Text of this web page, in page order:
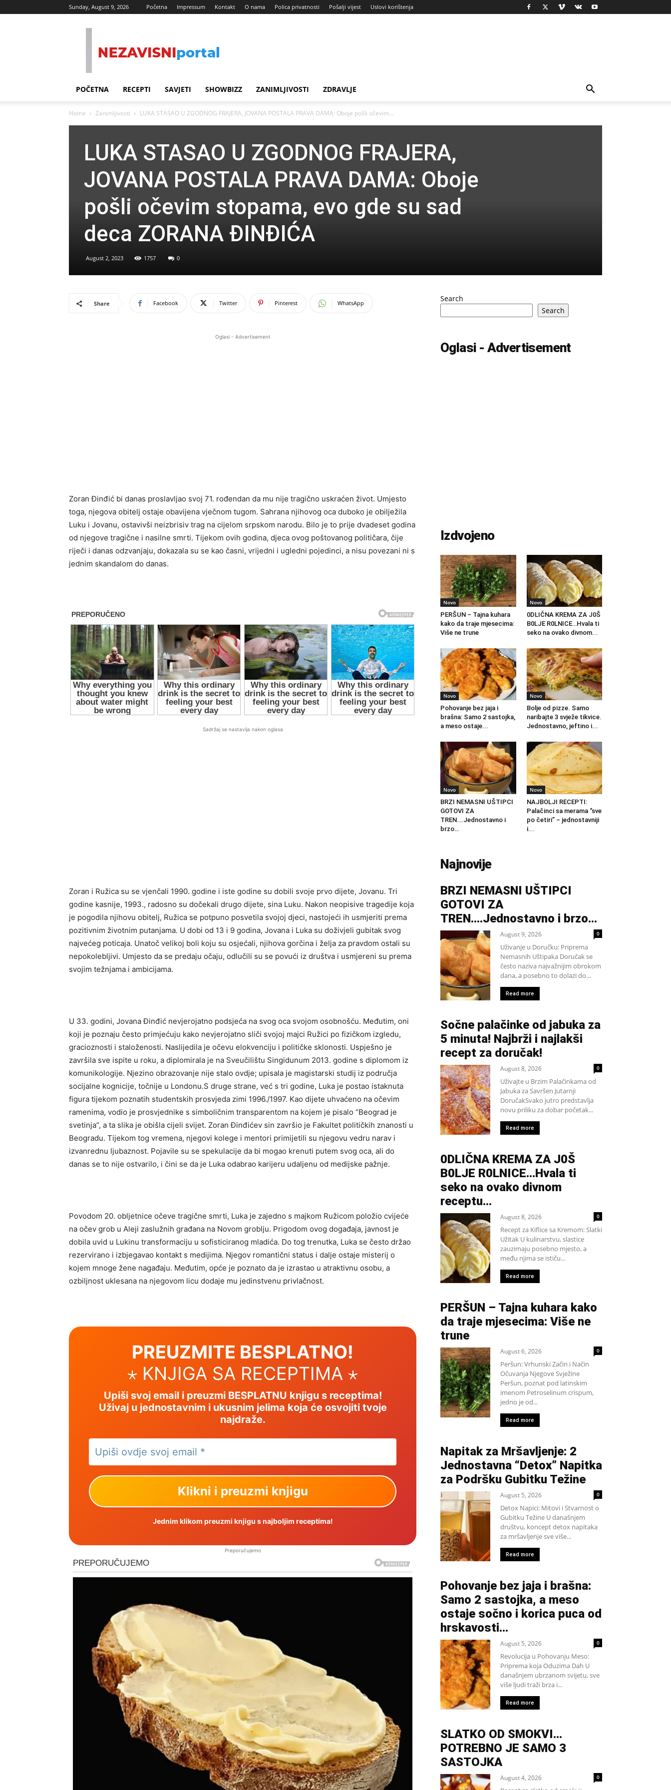
Sunday, August 9, 2026 Početna Impressum Kontakt O nama Polica privatnosti Pošalji vijest Uslovi korištenja
POČETNA RECEPTI SAVJETI SHOWBIZZ ZANIMLJIVOSTI ZDRAVLJE
Home Zanimljivosti LUKA STASAO U ZGODNOG FRAJERA, JOVANA POSTALA PRAVA DAMA: Oboje pošli očevim...
LUKA STASAO U ZGODNOG FRAJERA,
JOVANA POSTALA PRAVA DAMA: Oboje
pošli očevim stopama, evo gde su sad
deca ZORANA ĐINĐIĆA
August 2, 2023 1757 0
Share Facebook Twitter Pinterest WhatsApp
Oglasi - Advertisement
Zoran Đinđić bi danas proslavljao svoj 71. rođendan da mu nije tragično uskraćen život. Umjesto
toga, njegova obitelj ostaje obavijena vječnom tugom. Sahrana njihovog oca duboko je obilježila
Luku i Jovanu, ostavivši neizbrisiv trag na cijelom srpskom narodu. Bilo je to prije dvadeset godina
od njegove tragične i nasilne smrti. Tijekom ovih godina, djeca ovog poštovanog političara, čije
riječi i danas odzvanjaju, dokazala su se kao časni, vrijedni i ugledni pojedinci, a nisu povezani ni s
jednim skandalom do danas.
Sadržaj se nastavlja nakon oglasa
Zoran i Ružica su se vjenčali 1990. godine i iste godine su dobili svoje prvo dijete, Jovanu. Tri
godine kasnije, 1993., radosno su dočekali drugo dijete, sina Luku. Nakon neopisive tragedije koja
je pogodila njihovu obitelj, Ružica se potpuno posvetila svojoj djeci, nastojeći ih usmjeriti prema
pozitivnim životnim putanjama. U dobi od 13 i 9 godina, Jovana i Luka su doživjeli gubitak svog
najvećeg poticaja. Unatoč velikoj boli koju su osjećali, njihova gorčina i želja za pravdom ostali su
nepokolebljivi. Umjesto da se predaju očaju, odlučili su se povući iz društva i usmjereni su prema
svojim težnjama i ambicijama.
U 33. godini, Jovana Đinđić nevjerojatno podsjeća na svog oca svojom osobnošću. Međutim, oni
koji je poznaju često primjećuju kako nevjerojatno sliči svojoj majci Ružici po fizičkom izgledu,
gracioznosti i staloženosti. Naslijedila je očevu elokvenciju i političke sklonosti. Uspješno je
završila sve ispite u roku, a diplomirala je na Sveučilištu Singidunum 2013. godine s diplomom iz
komunikologije. Njezino obrazovanje nije stalo ovdje; upisala je magistarski studij iz područja
socijalne kognicije, točnije u Londonu.S druge strane, već s tri godine, Luka je postao istaknuta
figura tijekom poznatih studentskih prosvjeda zimi 1996./1997. Kao dijete uhvaćeno na očevim
ramenima, vodio je prosvjednike s simboličnim transparentom na kojem je pisalo “Beograd je
svetinja”, a ta slika je obišla cijeli svijet. Zoran Đinđićev sin završio je Fakultet političkih znanosti u
Beogradu. Tijekom tog vremena, njegovi kolege i mentori primijetili su njegovu vedru narav i
izvanrednu ljubaznost. Pojavile su se spekulacije da bi mogao krenuti putem svog oca, ali do
danas se to nije ostvarilo, i čini se da je Luka odabrao karijeru udaljenu od medijske pažnje.
Povodom 20. obljetnice očeve tragične smrti, Luka je zajedno s majkom Ružicom položio cvijeće
na očev grob u Aleji zaslužnih građana na Novom groblju. Prigodom ovog događaja, javnost je
dobila uvid u Lukinu transformaciju u sofisticiranog mladića. Do tog trenutka, Luka se često držao
rezervirano i izbjegavao kontakt s medijima. Njegov romantični status i dalje ostaje misterij o
kojem mnoge žene nagađaju. Međutim, opće je poznato da je izrastao u atraktivnu osobu, a
ozbiljnost uklesana na njegovom licu dodaje mu jedinstvenu privlačnost.
PREUZMITE BESPLATNO!
⋆ KNJIGA SA RECEPTIMA ⋆
Upiši svoj email i preuzmi BESPLATNU knjigu s receptima!
Uživaj u jednostavnim i ukusnim jelima koja će osvojiti tvoje
najdraže.
Jednim klikom preuzmi knjigu s najboljim receptima!
Preporučujemo
Search
Search
Oglasi - Advertisement
Izdvojeno
Novo
PERŠUN – Tajna kuhara
kako da traje mjesecima:
Više ne trune
Novo
0DLIČNA KREMA ZA J0Š
B0LJE R0LNICE…Hvala ti
seko na ovako divnom...
Novo
Pohovanje bez jaja i
brašna: Samo 2 sastojka,
a meso ostaje...
Novo
Bolje od pizze. Samo
naribajte 3 svježe tikvice.
Jednostavno, jeftino i...
Novo
BRZI NEMASNI UŠTIPCI
GOTOVI ZA
TREN….Jednostavno i
brzo…
Novo
NAJBOLJI RECEPTI:
Palačinci sa merama “sve
po četiri” – jednostavniji
i...
Najnovije
BRZI NEMASNI UŠTIPCI
GOTOVI ZA
TREN….Jednostavno i brzo…
August 9, 2026 0
Uživanje u Doručku: Priprema
Nemasnih Uštipaka Doručak se
često naziva najvažnijim obrokom
dana, a posebno to dolazi do...
Read more
Sočne palačinke od jabuka za
5 minuta! Najbrži i najlakši
recept za doručak!
August 8, 2026 0
Uživajte u Brzim Palačinkama od
Jabuka za Savršen Jutarnji
DoručakSvako jutro predstavlja
novu priliku za dobar početak...
Read more
0DLIČNA KREMA ZA J0Š
B0LJE R0LNICE…Hvala ti
seko na ovako divnom
receptu…
August 8, 2026 0
Recept za Kiflice sa Kremom: Slatki
Užitak U kulinarstvu, slastice
zauzimaju posebno mjesto, a
među njima se ističu...
Read more
PERŠUN – Tajna kuhara kako
da traje mjesecima: Više ne
trune
August 6, 2026 0
Peršun: Vrhunski Začin i Način
Očuvanja Njegove Svježine
Peršun, poznat pod latinskim
imenom Petroselinum crispum,
jedno je od...
Read more
Napitak za Mršavljenje: 2
Jednostavna “Detox” Napitka
za Podršku Gubitku Težine
August 5, 2026 0
Detox Napici: Mitovi i Stvarnost o
Gubitku Težine U današnjem
društvu, koncept detox napitaka
za mršavljenje sve više...
Read more
Pohovanje bez jaja i brašna:
Samo 2 sastojka, a meso
ostaje sočno i korica puca od
hrskavosti…
August 5, 2026 0
Revolucija u Pohovanju Meso:
Priprema koja Oduzima Dah U
današnjem ubrzanom svijetu, sve
više ljudi traži brza i...
Read more
SLATKO OD SMOKVI…
POTREBNO JE SAMO 3
SASTOJKA
August 4, 2026 0